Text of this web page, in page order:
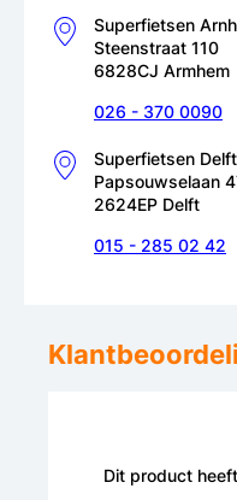
Superfietsen
Steenstraat 110
6828CJ Armhem
026 - 370 0090
Superfietsen Delft
Papsouwselaan
2624EP Delft
015 - 285 02 42
Dit product